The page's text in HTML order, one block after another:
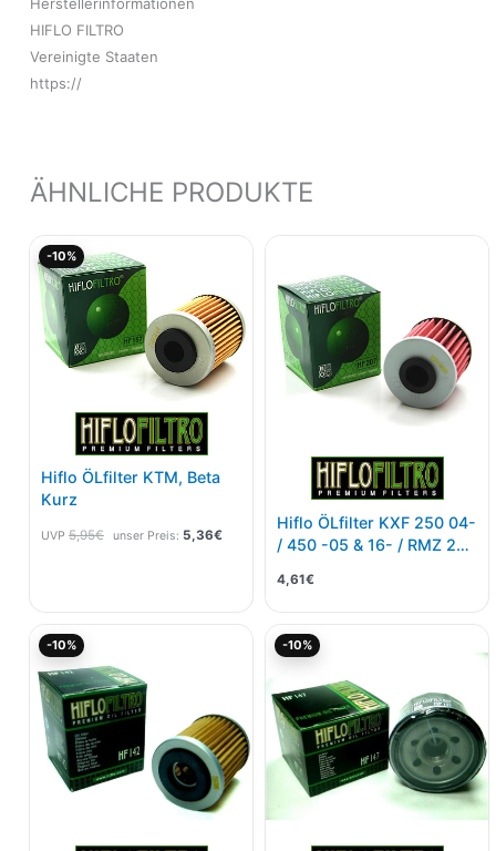
Herstellerinformationen
HIFLO FILTRO
Vereinigte Staaten
https://
ÄHNLICHE PRODUKTE
-10%
Hiflo ÖLfilter KTM, Beta
Kurz
UVP 5,95€
Preis
war:
5,95€
unser Preis: 5,36€
Hiflo ÖLfilter KXF 250 04-
/ 450 -05 & 16- / RMZ 250
4,61€
-10%
war:
9,00€
Aktueller
-10%
8,82€